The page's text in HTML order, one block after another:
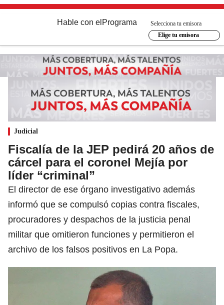
Hable con el Programa
Selecciona tu emisora
Elige tu emisora
Judicial
Fiscalía de la JEP pedirá 20 años de
cárcel para el coronel Mejía por
líder “criminal”
El director de ese órgano investigativo además
informó que se compulsó copias contra fiscales,
procuradores y despachos de la justicia penal
militar que omitieron funciones y permitieron el
archivo de los falsos positivos en La Popa.